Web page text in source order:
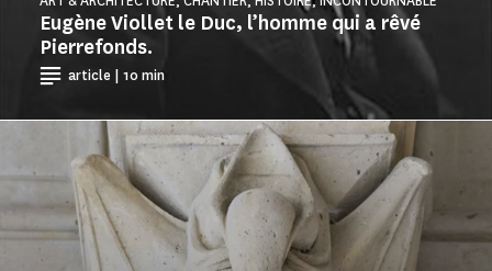
Eugène Viollet le Duc, l’homme qui a rêvé
Pierrefonds.
article | 10 min